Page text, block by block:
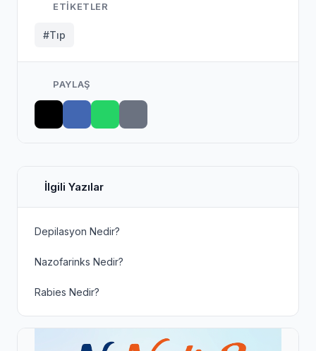
ETIKETLER
#Tıp
PAYLAŞ
İlgili Yazılar
Depilasyon Nedir?
Nazofarinks Nedir?
Rabies Nedir?